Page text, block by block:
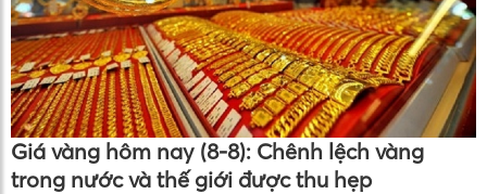
Giá vàng hôm nay (8-8): Chênh lệch vàng
trong nước và thế giới được thu hẹp